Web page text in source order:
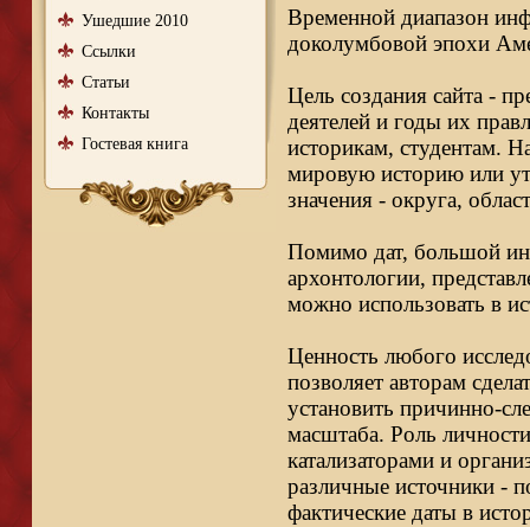
Ушедшие 2010
Ссылки
Статьи
Контакты
Гостевая книга
Временной диапазон
доколумбовой эпохи
Цель создания сайта -
деятелей и годы их
историкам, студентам.
мировую историю или
значения - округа,
Помимо дат, большой
архонтологии,
можно использовать в
Ценность любого
позволяет авторам
установить причинно-
масштаба. Роль
катализаторами и
различные источники -
фактические даты в